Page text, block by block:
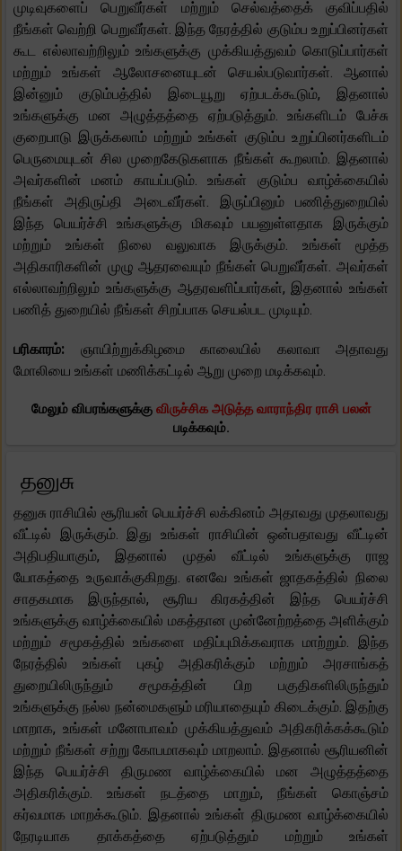
முடிவுகளைப் பெறுவீர்கள் மற்றும் செல்வத்தைக் குவிப்பதில்
நீங்கள் வெற்றி பெறுவீர்கள். இந்த நேரத்தில் குடும்ப உறுப்பினர்கள்
கூட எல்லாவற்றிலும் உங்களுக்கு முக்கியத்துவம் கொடுப்பார்கள்
மற்றும் உங்கள் ஆலோசனையுடன் செயல்படுவார்கள். ஆனால்
இன்னும் குடும்பத்தில் இடையூறு ஏற்படக்கூடும், இதனால்
உங்களுக்கு மன அழுத்தத்தை ஏற்படுத்தும். உங்களிடம் பேச்சு
குறைபாடு இருக்கலாம் மற்றும் உங்கள் குடும்ப உறுப்பினர்களிடம்
பெருமையுடன் சில முறைகேடுகளாக நீங்கள் கூறலாம். இதனால்
அவர்களின் மனம் காயப்படும். உங்கள் குடும்ப வாழ்க்கையில்
நீங்கள் அதிருப்தி அடைவீர்கள். இருப்பினும் பணித்துறையில்
இந்த பெயர்ச்சி உங்களுக்கு மிகவும் பயனுள்ளதாக இருக்கும்
மற்றும் உங்கள் நிலை வலுவாக இருக்கும். உங்கள் மூத்த
அதிகாரிகளின் முழு ஆதரவையும் நீங்கள் பெறுவீர்கள். அவர்கள்
எல்லாவற்றிலும் உங்களுக்கு ஆதரவளிப்பார்கள், இதனால் உங்கள்
பணித் துறையில் நீங்கள் சிறப்பாக செயல்பட முடியும்.
பரிகாரம்: ஞாயிற்றுக்கிழமை காலையில் கலாவா அதாவது
மோலியை உங்கள் மணிக்கட்டில் ஆறு முறை மடிக்கவும்.
மேலும் விபரங்களுக்கு விருச்சிக அடுத்த வாராந்திர ராசி பலன்
படிக்கவும்.
தனுசு
தனுசு ராசியில் சூரியன் பெயர்ச்சி லக்கினம் அதாவது முதலாவது
வீட்டில் இருக்கும். இது உங்கள் ராசியின் ஒன்பதாவது வீட்டின்
அதிபதியாகும், இதனால் முதல் வீட்டில் உங்களுக்கு ராஜ
யோகத்தை உருவாக்குகிறது. எனவே உங்கள் ஜாதகத்தில் நிலை
சாதகமாக இருந்தால், சூரிய கிரகத்தின் இந்த பெயர்ச்சி
உங்களுக்கு வாழ்க்கையில் மகத்தான முன்னேற்றத்தை அளிக்கும்
மற்றும் சமூகத்தில் உங்களை மதிப்புமிக்கவராக மாற்றும். இந்த
நேரத்தில் உங்கள் புகழ் அதிகரிக்கும் மற்றும் அரசாங்கத்
துறையிலிருந்தும் சமூகத்தின் பிற பகுதிகளிலிருந்தும்
உங்களுக்கு நல்ல நன்மைகளும் மரியாதையும் கிடைக்கும். இதற்கு
மாறாக, உங்கள் மனோபாவம் முக்கியத்துவம் அதிகரிக்கக்கூடும்
மற்றும் நீங்கள் சற்று கோபமாகவும் மாறலாம். இதனால் சூரியனின்
இந்த பெயர்ச்சி திருமண வாழ்க்கையில் மன அழுத்தத்தை
அதிகரிக்கும். உங்கள் நடத்தை மாறும், நீங்கள் கொஞ்சம்
கர்வமாக மாறக்கூடும். இதனால் உங்கள் திருமண வாழ்க்கையில்
நேரடியாக தாக்கத்தை ஏற்படுத்தும் மற்றும் உங்கள்